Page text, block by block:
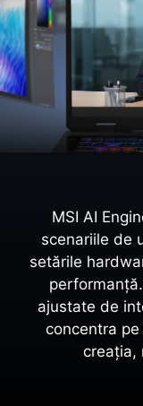
MSI AI
scenariile de
setările
ajustate de
concentra
creația,